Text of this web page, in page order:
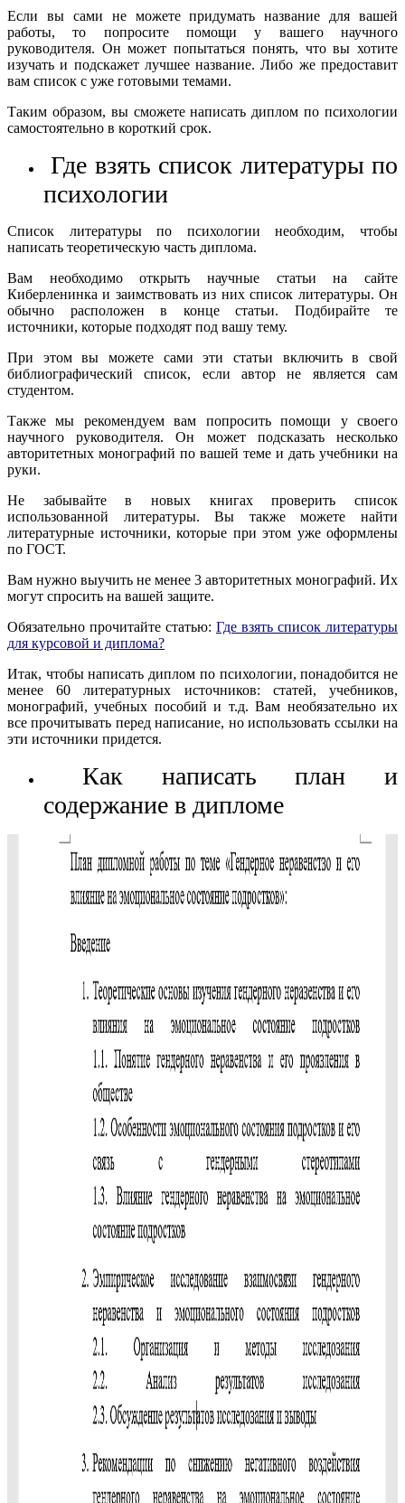
Если вы сами не можете придумать название для вашей
работы, то попросите помощи у вашего научного
руководителя. Он может попытаться понять, что вы хотите
изучать и подскажет лучшее название. Либо же предоставит
вам список с уже готовыми темами.
Таким образом, вы сможете написать диплом по психологии
самостоятельно в короткий срок.
Где взять список литературы по
психологии
Список литературы по психологии необходим, чтобы
написать теоретическую часть диплома.
Вам необходимо открыть научные статьи на сайте
Киберленинка и заимствовать из них список литературы. Он
обычно расположен в конце статьи. Подбирайте те
источники, которые подходят под вашу тему.
При этом вы можете сами эти статьи включить в свой
библиографический список, если автор не является сам
студентом.
Также мы рекомендуем вам попросить помощи у своего
научного руководителя. Он может подсказать несколько
авторитетных монографий по вашей теме и дать учебники на
руки.
Не забывайте в новых книгах проверить список
использованной литературы. Вы также можете найти
литературные источники, которые при этом уже оформлены
по ГОСТ.
Вам нужно выучить не менее 3 авторитетных монографий. Их
могут спросить на вашей защите.
Обязательно прочитайте статью: Где взять список литературы
для курсовой и диплома?
Итак, чтобы написать диплом по психологии, понадобится не
менее 60 литературных источников: статей, учебников,
монографий, учебных пособий и т.д. Вам необязательно их
все прочитывать перед написание, но использовать ссылки на
эти источники придется.
Как написать план и
содержание в дипломе